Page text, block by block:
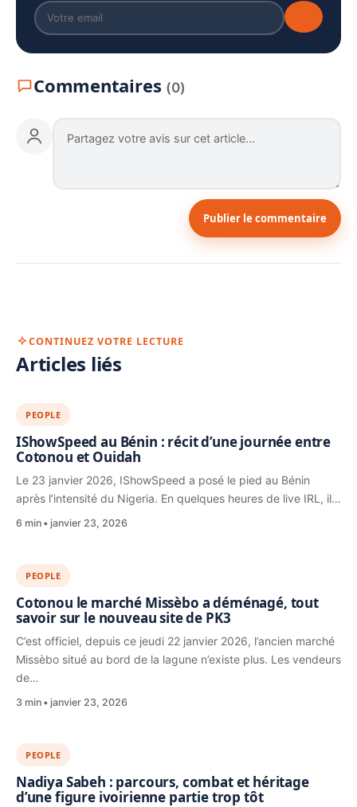
Commentaires (0)
Publier le commentaire
CONTINUEZ VOTRE LECTURE
Articles liés
PEOPLE
IShowSpeed au Bénin : récit d’une journée entre
Cotonou et Ouidah
Le 23 janvier 2026, IShowSpeed a posé le pied au Bénin
après l’intensité du Nigeria. En quelques heures de live IRL, il…
6 min janvier 23, 2026
PEOPLE
Cotonou le marché Missèbo a déménagé, tout
savoir sur le nouveau site de PK3
C’est officiel, depuis ce jeudi 22 janvier 2026, l’ancien marché
Missèbo situé au bord de la lagune n’existe plus. Les vendeurs
de…
3 min janvier 23, 2026
PEOPLE
Nadiya Sabeh : parcours, combat et héritage
d’une figure ivoirienne partie trop tôt